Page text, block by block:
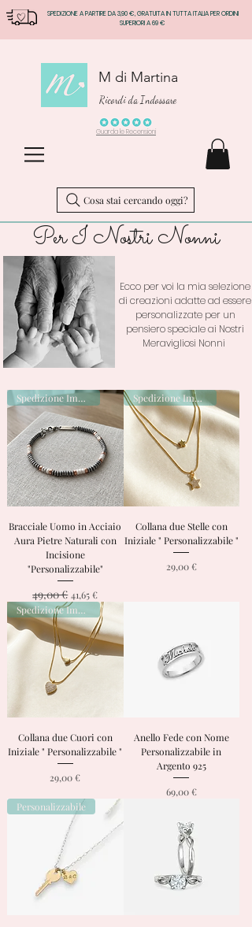
SPEDIZIONE A PARTIRE DA 3,90 €, GRATUITA IN TUTTA ITALIA PER ORDINI
SUPERIORI A 69 €
M di Martina
Ricordi da Indossare
Guarda le Recensioni
Cosa stai cercando oggi?
Per I Nostri Nonni
Ecco per voi la mia selezione
di creazioni adatte ad essere
personalizzate per un
pensiero speciale ai Nostri
Meravigliosi Nonni
Spedizione Immediata
Bracciale Uomo in Acciaio
Aura Pietre Naturali con
Incisione
"Personalizzabile"
Prezzo regolare
49,00 € Prezzo scontato
41,65 €
Spedizione Immediata
Collana due Stelle con
Iniziale " Personalizzabile "
Prezzo
29,00 €
Spedizione Immediata
Collana due Cuori con
Iniziale " Personalizzabile "
Prezzo
29,00 €
Anello Fede con Nome
Personalizzabile in
Argento 925
Prezzo
69,00 €
Personalizzabile